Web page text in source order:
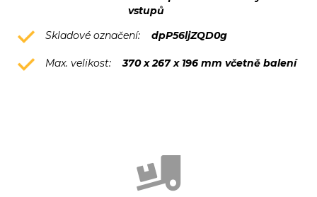
vstupů
Skladové označení:
dpP56ljZQD0g
Max. velikost: 370 x 267 x 196 mm včetně balení